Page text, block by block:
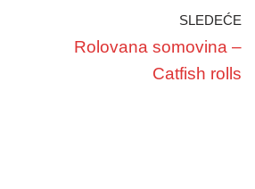
SLEDEĆE
Rolovana somovina –
Catfish rolls